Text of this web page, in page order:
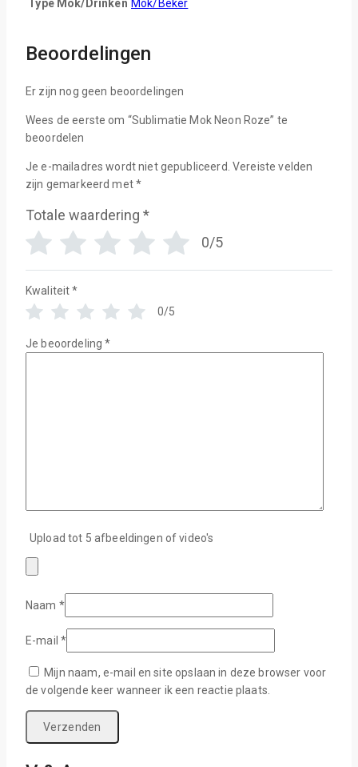
Type Mok/Drinken Mok/Beker
Beoordelingen
Er zijn nog geen beoordelingen
Wees de eerste om “Sublimatie Mok Neon Roze” te
beoordelen
Je e-mailadres wordt niet gepubliceerd. Vereiste velden
zijn gemarkeerd met*
Totale waardering *
0/5
Kwaliteit *
0/5
Je beoordeling*
Upload tot 5 afbeeldingen of video's
Naam *
E-mail*
Mijn naam, e-mail en site opslaan in deze browser voor
de volgende keer wanneer ik een reactie plaats.